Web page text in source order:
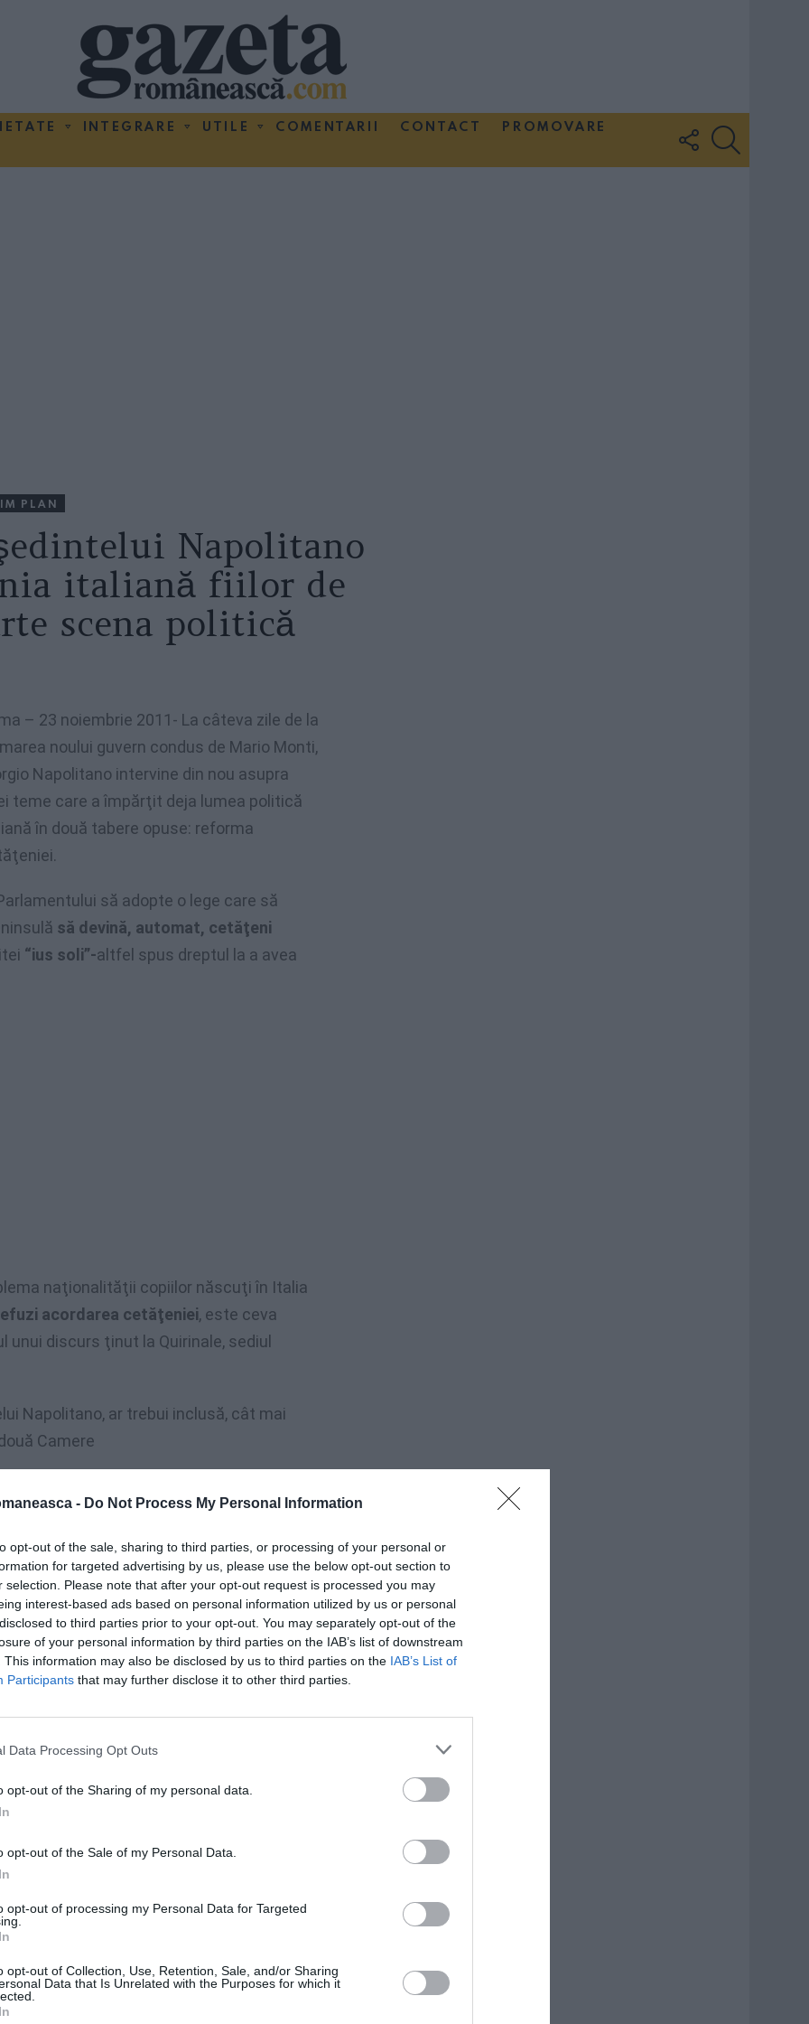
- Do Not Process My Personal Information
opt-out of the sale, sharing to third parties, or processing of your personal or
for targeted advertising by us, please use the below opt-out section to
selection. Please note that after your opt-out request is processed you may
interest-based ads based on personal information utilized by us or personal
to third parties prior to your opt-out. You may separately opt-out of the
of your personal information by third parties on the IAB’s list of downstream
This information may also be disclosed by us to third parties on the IAB’s List of
Participants that may further disclose it to other third parties.
Data Processing Opt Outs
opt-out of the Sharing of my personal data.
opt-out of the Sale of my Personal Data.
opt-out of processing my Personal Data for Targeted
opt-out of Collection, Use, Retention, Sale, and/or Sharing
Data that Is Unrelated with the Purposes for which it
INTEGRARE UTILE COMENTARII CONTACT
PROMOVARE
FOLLOW
US
PLAN
Napolitano
italiană fiilor de
scena politică
– 23 noiembrie 2011- La câteva zile de la
noului guvern condus de Mario Monti,
Napolitano intervine din nou asupra
teme care a împărţit deja lumea politică
în două tabere opuse: reforma
să adopte o lege care să
să devină, automat, cetăţeni
“ius soli”-altfel spus dreptul la a avea
naţionalităţii copiilor născuţi în Italia
acordarea cetăţeniei, este ceva
unui discurs ţinut la Quirinale, sediul
Napolitano, ar trebui inclusă, cât mai
Camere
a dat naştere, imediat, la o
parte, reprezentanţii Partidului Democrat
şefului statului şi propria
La polul opus, Liga Nordului a protestat
pe tema naţionalităţii ar fi
acordarea votului imigranţilor şi ar pune
format.
nascuţi sau care ajung în Italia în
să ajungă la vârsta de 18 ani, fără să ştie
noi să le spunem că sunt italieni
perspectivă pentru societatea italiană: un
de a primi automat, cetăţenia
, "politicienii, în cazul în care îşi
trebuie să promoveze dreptul la
Nord) i-a răspuns indirect preşedintelui